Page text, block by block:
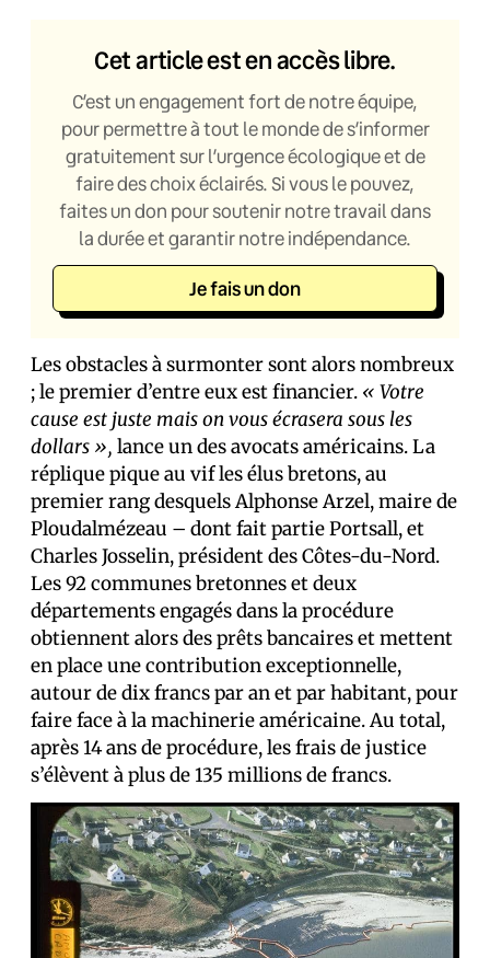
Cet article est en accès libre.
C’est un engagement fort de notre équipe,
pour permettre à tout le monde de s’informer
gratuitement sur l’urgence écologique et de
faire des choix éclairés. Si vous le pouvez,
faites un don pour soutenir notre travail dans
la durée et garantir notre indépendance.
Je fais un don
Les obstacles à surmonter sont alors nombreux
; le premier d’entre eux est financier. « Votre
cause est juste mais on vous écrasera sous les
dollars », lance un des avocats américains. La
réplique pique au vif les élus bretons, au
premier rang desquels Alphonse Arzel, maire de
Ploudalmézeau – dont fait partie Portsall, et
Charles Josselin, président des Côtes-du-Nord.
Les 92 communes bretonnes et deux
départements engagés dans la procédure
obtiennent alors des prêts bancaires et mettent
en place une contribution exceptionnelle,
autour de dix francs par an et par habitant, pour
faire face à la machinerie américaine. Au total,
après 14 ans de procédure, les frais de justice
s’élèvent à plus de 135 millions de francs.